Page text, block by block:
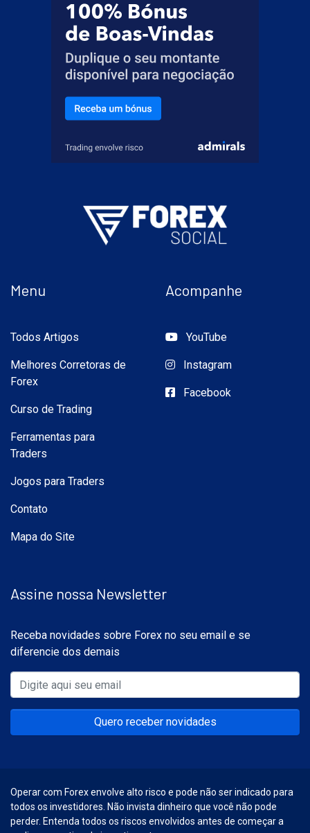
Menu
Todos Artigos
Melhores Corretoras de
Forex
Curso de Trading
Ferramentas para
Traders
Jogos para Traders
Contato
Mapa do Site
Acompanhe
YouTube
Instagram
Facebook
Assine nossa Newsletter
Receba novidades sobre Forex no seu email e se
diferencie dos demais
Quero receber novidades
Operar com Forex envolve alto risco e pode não ser indicado para
todos os investidores. Não invista dinheiro que você não pode
perder. Entenda todos os riscos envolvidos antes de começar a